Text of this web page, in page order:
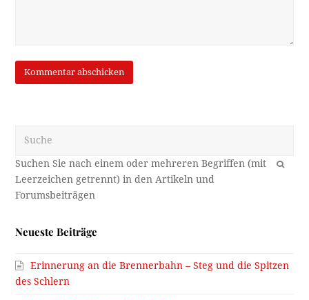
OK
Neueste Beiträge
Erinnerung an die Brennerbahn – Steg und die Spitzen
des Schlern